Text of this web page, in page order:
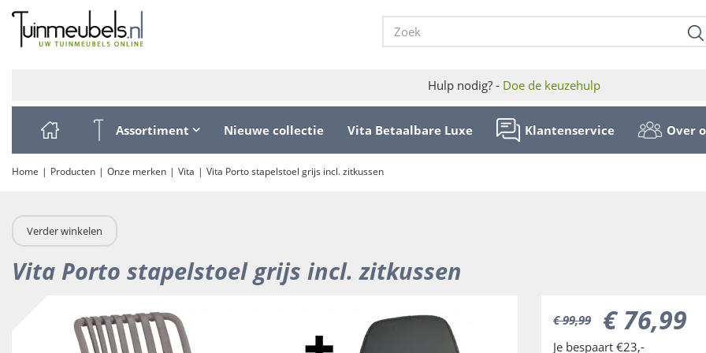
Ga
naar
content
Home Producten Onze merken Vita Vita Porto stapelstoel grijs incl. zitkussen
Hulp nodig? - Doe de keuzehulp
Assortiment Nieuwe collectie Vita Betaalbare Luxe Klantenservice Over
Verder winkelen
Vita Porto stapelstoel grijs incl. zitkussen
€ 99,99 € 76,99
Je bespaart €23,-